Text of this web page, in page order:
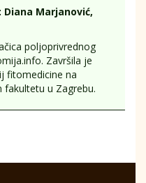
Marjanović,
poljoprivrednog
Završila je
fitomedicine na
u Zagrebu.